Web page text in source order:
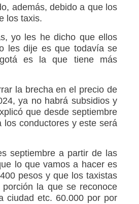
además, debido a que los
los taxis.
yo les he dicho que ellos
les dije es que todavía se
es la que tiene más
la brecha en el precio de
ya no habrá subsidios y
que desde septiembre
los conductores y este será
septiembre a partir de las
lo que vamos a hacer es
pesos y que los taxistas
la que se reconoce
ciudad etc. 60.000 por por